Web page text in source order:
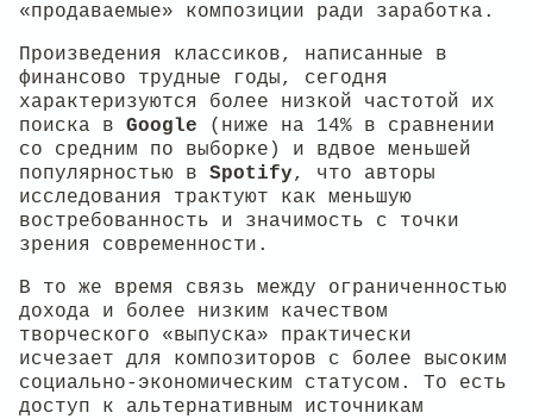
«продаваемые» композиции ради заработка.
Произведения классиков, написанные в
финансово трудные годы, сегодня
характеризуются более низкой частотой их
поиска в Google (ниже на 14% в сравнении
со средним по выборке) и вдвое меньшей
популярностью в Spotify, что авторы
исследования трактуют как меньшую
востребованность и значимость с точки
зрения современности.
В то же время связь между ограниченностью
дохода и более низким качеством
творческого «выпуска» практически
исчезает для композиторов с более высоким
социально-экономическим статусом. То есть
доступ к альтернативным источникам